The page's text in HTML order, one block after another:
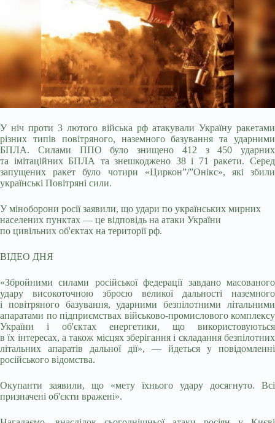
У ніч проти 3 лютого війська рф атакували Україну ракетами
різних типів повітряного, наземного базування та ударними
БПЛА. Силами ППО було знищено 412 з 450 ударних
та імітаційних БПЛА та знешкоджено 38 і 71 ракети. Серед
запущених ракет було чотири «Циркон”/”Онікс», які збили
українські Повітряні сили.
У міноборони росії заявили, що удари по українських мирних
населених пунктах — це відповідь на атаки України
по цивільних об'єктах на території рф.
ВІДЕО ДНЯ
«Збройними силами російської федерації завдано масованого
удару високоточною зброєю великої дальності наземного
і повітряного базування, ударними безпілотними літальними
апаратами по підприємствах військово-промислового комплексу
України і об'єктах енергетики, що використовуються
в їх інтересах, а також місцях зберігання і складання безпілотних
літальних апаратів дальної дії», — йдеться у повідомленні
російського відомства.
Окупанти заявили, що «мету їхнього удару досягнуто. Всі
призначені об'єкти вражені».